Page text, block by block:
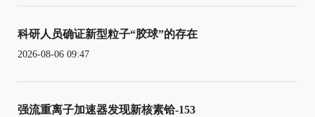
科研人员确证新型粒子“胶球”的存在
2026-08-06 09:47
强流重离子加速器发现新核素铪-153